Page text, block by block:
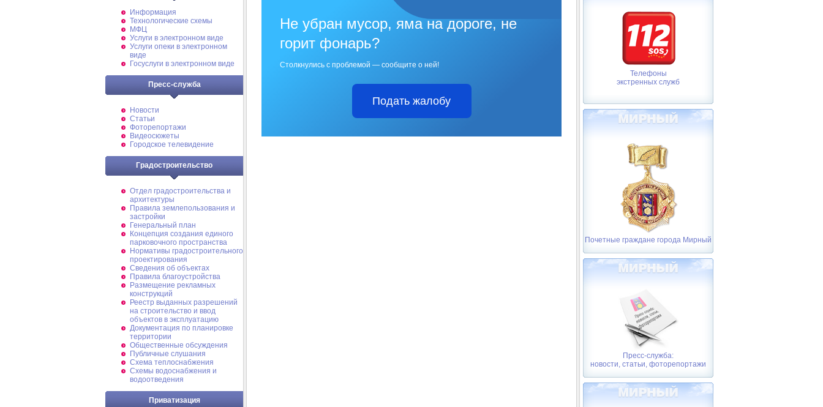
Информация
Технологические схемы
МФЦ
Услуги в электронном виде
Услуги опеки в электронном
виде
Госуслуги в электронном виде
Пресс-служба
Новости
Статьи
Фоторепортажи
Видеосюжеты
Городское телевидение
Градостроительство
Отдел градостроительства и
архитектуры
Правила землепользования и
застройки
Генеральный план
Концепция создания единого
парковочного пространства
Нормативы градостроительного
проектирования
Сведения об объектах
Правила благоустройства
Размещение рекламных
конструкций
Реестр выданных разрешений
на строительство и ввод
объектов в эксплуатацию
Документация по планировке
территории
Общественные обсуждения
Публичные слушания
Схема теплоснабжения
Схемы водоснабжения и
водоотведения
Приватизация
Не убран мусор, яма на дороге, не
горит фонарь?
Столкнулись с проблемой — сообщите о ней!
Подать жалобу
Телефоны
экстренных служб
Почетные граждане города Мирный
Пресс-служба:
новости, статьи, фоторепортажи